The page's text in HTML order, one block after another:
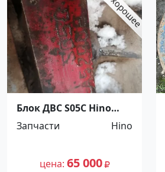
Блок ДВС S05C Hino
Dutro, Toyota Dyna
Краснодар
Запчасти Hino
цена 65 000